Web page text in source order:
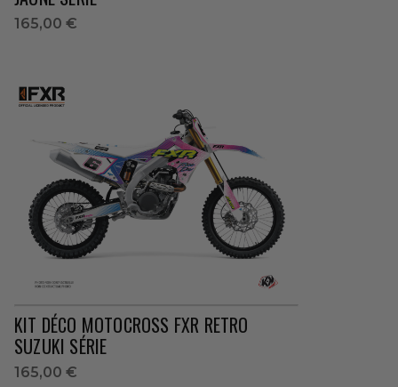
165,00 €
KIT DÉCO MOTOCROSS FXR RETRO
SUZUKI SÉRIE
165,00 €